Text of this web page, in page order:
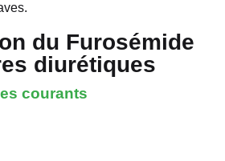
du Furosémide
diurétiques
courants